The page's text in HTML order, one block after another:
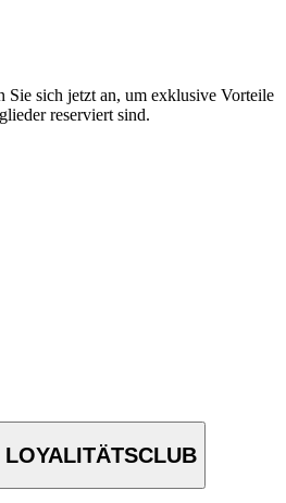
sich jetzt an, um exklusive Vorteile
reserviert sind.